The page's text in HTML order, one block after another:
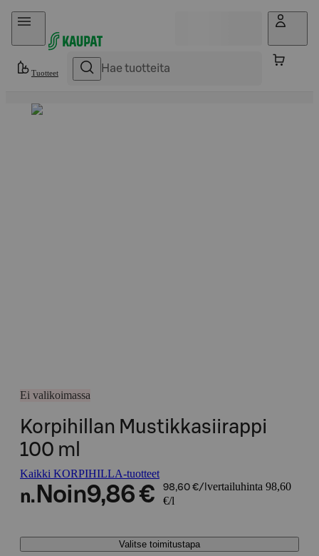
Hyppää sisältöön
Tuotteet
Ei valikoimassa
Korpihillan Mustikkasiirappi
100 ml
Kaikki KORPIHILLA-tuotteet
n. Noin9,86 € 98,60 €/l vertailuhinta 98,60
€/l
Valitse toimitustapa